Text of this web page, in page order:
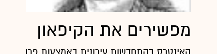
מפשירים את הקיפאון